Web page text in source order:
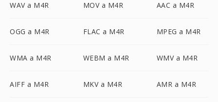
WAV a M4R MOV a M4R AAC a M4R
OGG a M4R FLAC a M4R MPEG a M4R
WMA a M4R WEBM a M4R WMV a M4R
AIFF a M4R MKV a M4R AMR a M4R